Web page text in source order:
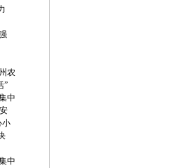
农
”
中
小
中